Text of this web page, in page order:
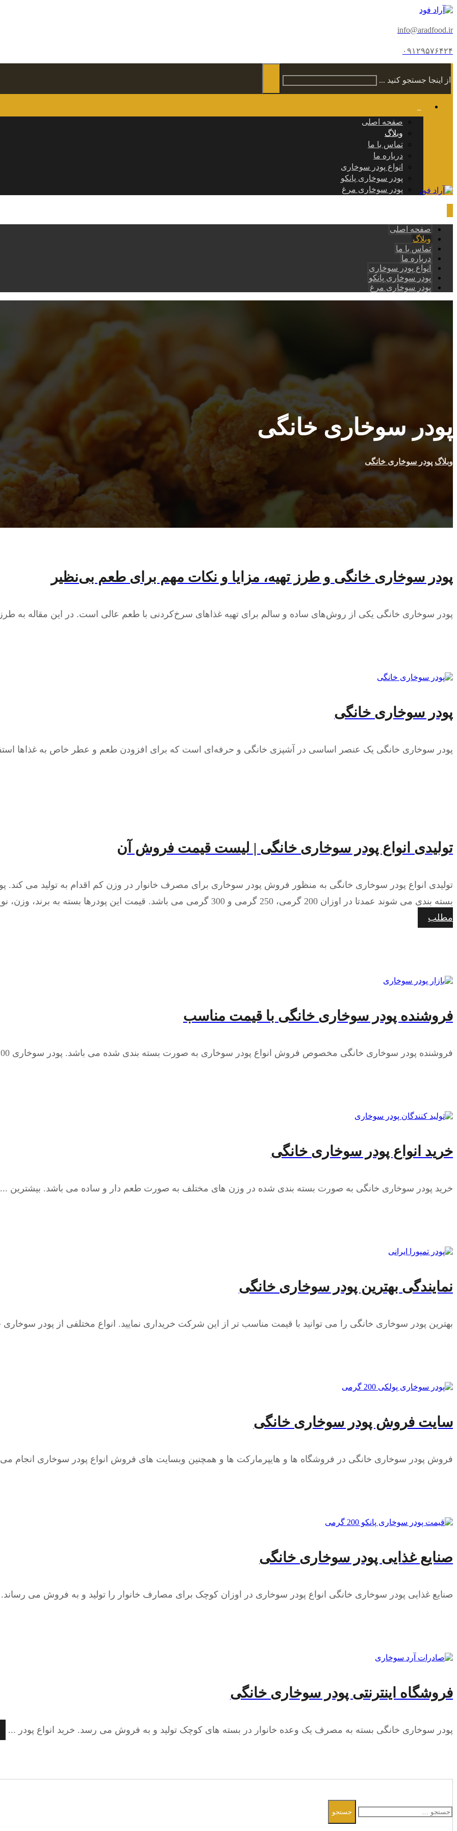
info@aradfood.ir
۰۹۱۲۹۵۷۶۴۲۴
از اینجا جستجو کنید ...
صفحه اصلی
وبلاگ
تماس با ما
درباره ما
انواع پودر سوخاری
پودر سوخاری پانکو
پودر سوخاری مرغ
صفحه اصلی
وبلاگ
تماس با ما
درباره ما
انواع پودر سوخاری
پودر سوخاری پانکو
پودر سوخاری مرغ
پودر سوخاری خانگی
وبلاگ پودر سوخاری خانگی
پودر سوخاری خانگی و طرز تهیه، مزایا و نکات مهم برای طعم بی‌نظیر
پودر سوخاری خانگی یکی از روش‌های ساده و سالم برای تهیه غذاهای سرخ‌کردنی با طعم عالی است. در این مقاله به
پودر سوخاری خانگی
پودر سوخاری خانگی یک عنصر اساسی در آشپزی خانگی و حرفه‌ای است که برای افزودن طعم و عطر خاص به غذاها
تولیدی انواع پودر سوخاری خانگی | لیست قیمت فروش آن
تولیدی انواع پودر سوخاری خانگی به منظور فروش پودر سوخاری برای مصرف خانوار در وزن کم اقدام به تولید می کند.
بسته بندی می شوند عمدتا در اوزان 200 گرمی، 250 گرمی و 300 گرمی می باشد. قیمت این پودرها بسته به برند، وزن، نوع بسته بندی و نوع پودر متفاوت می باشد. ...
مطلب
فروشنده پودر سوخاری خانگی با قیمت مناسب
فروشنده پودر سوخاری خانگی مخصوص فروش انواع پودر سوخاری به صورت بسته بندی شده می باشد. پودر سوخاری 200 گرمی، پودر سوخاری ...
خرید انواع پودر سوخاری خانگی
خرید پودر سوخاری خانگی به صورت بسته بندی شده در وزن های مختلف به صورت طعم دار و ساده می باشد. بیشترین ...
نمایندگی بهترین پودر سوخاری خانگی
بهترین پودر سوخاری خانگی را می توانید با قیمت مناسب تر از این شرکت خریداری نمایید. انواع مختلفی از پودر
سایت فروش پودر سوخاری خانگی
فروش پودر سوخاری خانگی در فروشگاه ها و هایپرمارکت ها و همچنین وبسایت های فروش انواع پودر سوخاری انجام می
صنایع غذایی پودر سوخاری خانگی
صنایع غذایی پودر سوخاری خانگی انواع پودر سوخاری در اوزان کوچک برای مصارف خانوار را تولید و به فروش می رساند.
فروشگاه اینترنتی پودر سوخاری خانگی
پودر سوخاری خانگی بسته به مصرف یک وعده خانوار در بسته های کوچک تولید و به فروش می رسد. خرید انواع پودر ...
برای:
جستجو